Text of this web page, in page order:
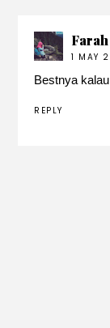
Farah
1 MAY
Bestnya
REPLY